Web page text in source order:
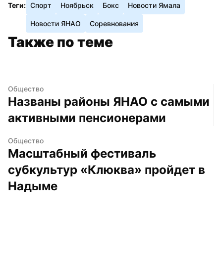
Теги: Спорт Ноябрьск Бокс Новости Ямала
Новости ЯНАО Соревнования
Также по теме
Общество
Названы районы ЯНАО с самыми
активными пенсионерами
Общество
Масштабный фестиваль
субкультур «Клюква» пройдет в
Надыме